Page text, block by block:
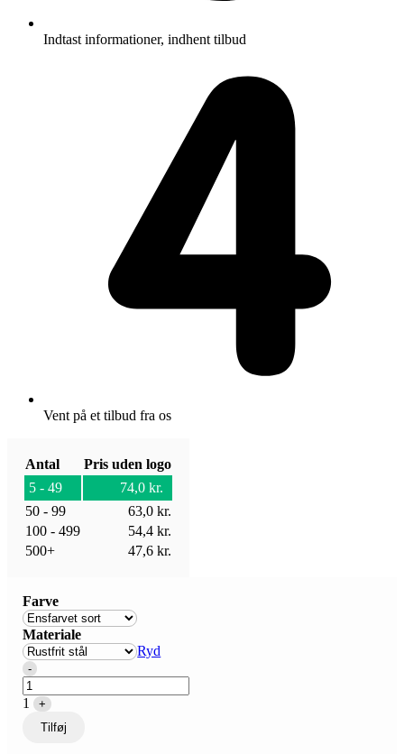
Indtast informationer, indhent tilbud
Vent på et tilbud fra os
Antal
Pris uden logo
5 - 49
74,0 kr.
50 - 99
63,0 kr.
100 - 499
54,4 kr.
500+
47,6 kr.
Farve
Materiale
Ryd
Quantity
-
1
+
Tilføj